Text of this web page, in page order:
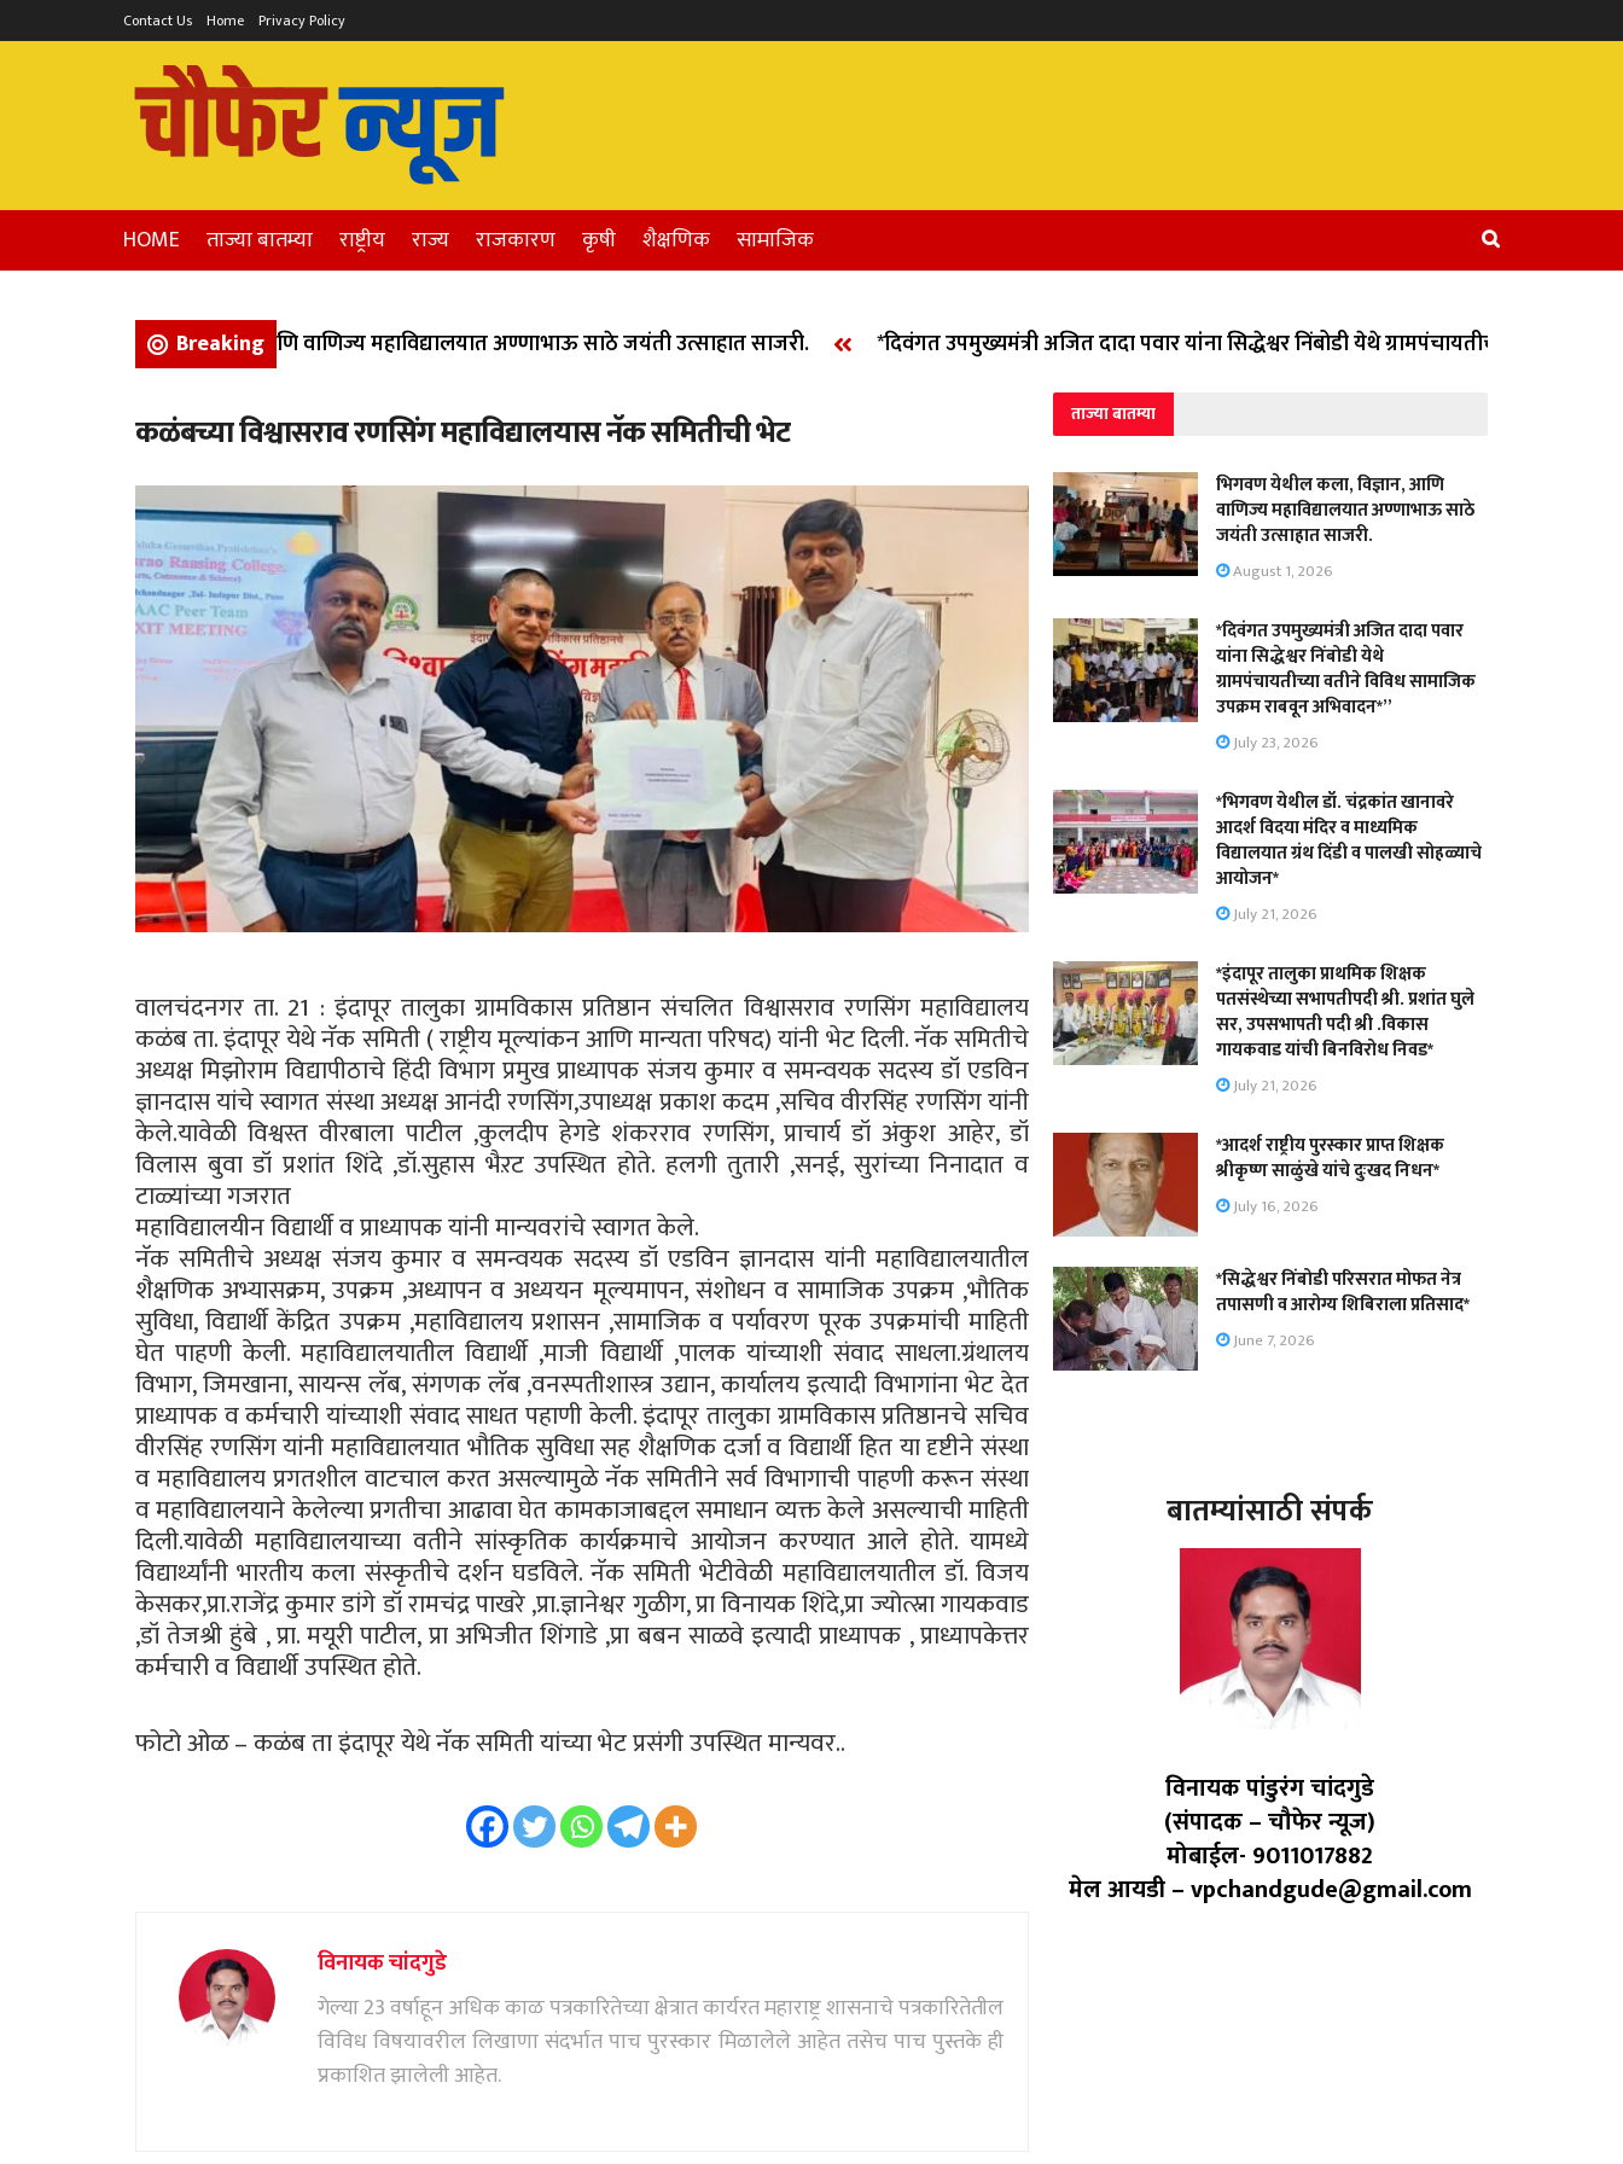
Contact Us Home Privacy Policy
HOME ताज्या बातम्या राष्ट्रीय राज्य राजकारण कृषी शैक्षणिक सामाजिक
Breaking
येथील कला, विज्ञान, आणि वाणिज्य महाविद्यालयात अण्णाभाऊ साठे जयंती उत्साहात साजरी. *दिवंगत उपमुख्यमंत्री अजित दादा पवार यांना सिद्धेश्वर निंबोडी येथे ग्रामपंचायतीच्या वतीने विविध
कळंबच्या विश्वासराव रणसिंग महाविद्यालयास नॅक समितीची भेट
वालचंदनगर ता. 21 : इंदापूर तालुका ग्रामविकास प्रतिष्ठान संचलित विश्वासराव रणसिंग महाविद्यालय
कळंब ता. इंदापूर येथे नॅक समिती ( राष्ट्रीय मूल्यांकन आणि मान्यता परिषद) यांनी भेट दिली. नॅक समितीचे
अध्यक्ष मिझोराम विद्यापीठाचे हिंदी विभाग प्रमुख प्राध्यापक संजय कुमार व समन्वयक सदस्य डॉ एडविन
ज्ञानदास यांचे स्वागत संस्था अध्यक्ष आनंदी रणसिंग,उपाध्यक्ष प्रकाश कदम ,सचिव वीरसिंह रणसिंग यांनी
केले.यावेळी विश्वस्त वीरबाला पाटील ,कुलदीप हेगडे शंकरराव रणसिंग, प्राचार्य डॉ अंकुश आहेर, डॉ
विलास बुवा डॉ प्रशांत शिंदे ,डॉ.सुहास भैऱट उपस्थित होते. हलगी तुतारी ,सनई, सुरांच्या निनादात व
टाळ्यांच्या गजरात
महाविद्यालयीन विद्यार्थी व प्राध्यापक यांनी मान्यवरांचे स्वागत केले.
नॅक समितीचे अध्यक्ष संजय कुमार व समन्वयक सदस्य डॉ एडविन ज्ञानदास यांनी महाविद्यालयातील
शैक्षणिक अभ्यासक्रम, उपक्रम ,अध्यापन व अध्ययन मूल्यमापन, संशोधन व सामाजिक उपक्रम ,भौतिक
सुविधा, विद्यार्थी केंद्रित उपक्रम ,महाविद्यालय प्रशासन ,सामाजिक व पर्यावरण पूरक उपक्रमांची माहिती
घेत पाहणी केली. महाविद्यालयातील विद्यार्थी ,माजी विद्यार्थी ,पालक यांच्याशी संवाद साधला.ग्रंथालय
विभाग, जिमखाना, सायन्स लॅब, संगणक लॅब ,वनस्पतीशास्त्र उद्यान, कार्यालय इत्यादी विभागांना भेट देत
प्राध्यापक व कर्मचारी यांच्याशी संवाद साधत पहाणी केली. इंदापूर तालुका ग्रामविकास प्रतिष्ठानचे सचिव
वीरसिंह रणसिंग यांनी महाविद्यालयात भौतिक सुविधा सह शैक्षणिक दर्जा व विद्यार्थी हित या दृष्टीने संस्था
व महाविद्यालय प्रगतशील वाटचाल करत असल्यामुळे नॅक समितीने सर्व विभागाची पाहणी करून संस्था
व महाविद्यालयाने केलेल्या प्रगतीचा आढावा घेत कामकाजाबद्दल समाधान व्यक्त केले असल्याची माहिती
दिली.यावेळी महाविद्यालयाच्या वतीने सांस्कृतिक कार्यक्रमाचे आयोजन करण्यात आले होते. यामध्ये
विद्यार्थ्यांनी भारतीय कला संस्कृतीचे दर्शन घडविले. नॅक समिती भेटीवेळी महाविद्यालयातील डॉ. विजय
केसकर,प्रा.राजेंद्र कुमार डांगे डॉ रामचंद्र पाखरे ,प्रा.ज्ञानेश्वर गुळीग, प्रा विनायक शिंदे,प्रा ज्योत्स्ना गायकवाड
,डॉ तेजश्री हुंबे , प्रा. मयूरी पाटील, प्रा अभिजीत शिंगाडे ,प्रा बबन साळवे इत्यादी प्राध्यापक , प्राध्यापकेत्तर
कर्मचारी व विद्यार्थी उपस्थित होते.
फोटो ओळ – कळंब ता इंदापूर येथे नॅक समिती यांच्या भेट प्रसंगी उपस्थित मान्यवर..
विनायक चांदगुडे
गेल्या 23 वर्षाहून अधिक काळ पत्रकारितेच्या क्षेत्रात कार्यरत महाराष्ट्र शासनाचे पत्रकारितेतील
विविध विषयावरील लिखाणा संदर्भात पाच पुरस्कार मिळालेले आहेत तसेच पाच पुस्तके ही
प्रकाशित झालेली आहेत.
ताज्या बातम्या
भिगवण येथील कला, विज्ञान, आणि
वाणिज्य महाविद्यालयात अण्णाभाऊ साठे
जयंती उत्साहात साजरी.
August 1, 2026
*दिवंगत उपमुख्यमंत्री अजित दादा पवार
यांना सिद्धेश्वर निंबोडी येथे
ग्रामपंचायतीच्या वतीने विविध सामाजिक
उपक्रम राबवून अभिवादन*”
July 23, 2026
*भिगवण येथील डॉ. चंद्रकांत खानावरे
आदर्श विदया मंदिर व माध्यमिक
विद्यालयात ग्रंथ दिंडी व पालखी सोहळ्याचे
आयोजन*
July 21, 2026
*इंदापूर तालुका प्राथमिक शिक्षक
पतसंस्थेच्या सभापतीपदी श्री. प्रशांत घुले
सर, उपसभापती पदी श्री .विकास
गायकवाड यांची बिनविरोध निवड*
July 21, 2026
*आदर्श राष्ट्रीय पुरस्कार प्राप्त शिक्षक
श्रीकृष्ण साळुंखे यांचे दुःखद निधन*
July 16, 2026
*सिद्धेश्वर निंबोडी परिसरात मोफत नेत्र
तपासणी व आरोग्य शिबिराला प्रतिसाद*
June 7, 2026
बातम्यांसाठी संपर्क
विनायक पांडुरंग चांदगुडे
(संपादक – चौफेर न्यूज)
मोबाईल- 9011017882
मेल आयडी – vpchandgude@gmail.com